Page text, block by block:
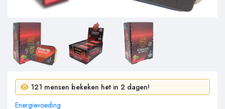
12 mensen kochten in 24 uur!
121 mensen bekeken het in 2 dagen!
Energievoeding